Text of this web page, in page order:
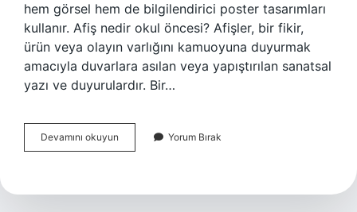
hem görsel hem de bilgilendirici poster tasarımları
kullanır. Afiş nedir okul öncesi? Afişler, bir fikir,
ürün veya olayın varlığını kamuoyuna duyurmak
amacıyla duvarlara asılan veya yapıştırılan sanatsal
yazı ve duyurulardır. Bir…
Devamını okuyun
Çeşitleri
Yorum Bırak